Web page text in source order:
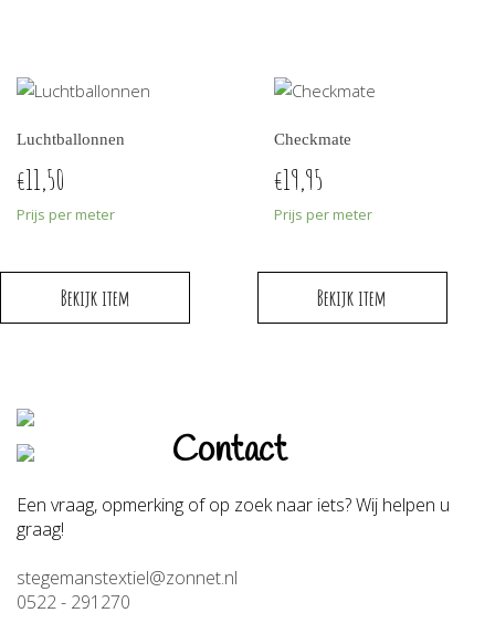
Luchtballonnen
€11,50
Prijs per meter
Bekijk item
Checkmate
€19,95
Prijs per meter
Bekijk item
Contact
Een vraag, opmerking of op zoek naar iets? Wij helpen u
graag!
stegemanstextiel@zonnet.nl
0522 - 291270